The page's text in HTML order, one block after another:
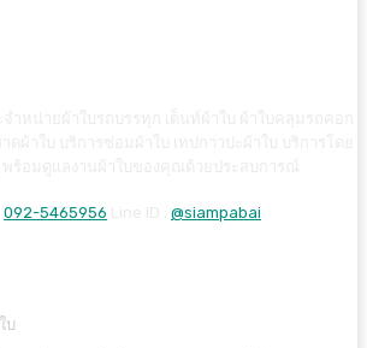
092-5465956 @siampabai
บ